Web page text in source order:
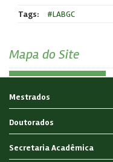
Tags: #LABGC
Mapa do Site
Mestrados
Doutorados
Secretaria Acadêmica